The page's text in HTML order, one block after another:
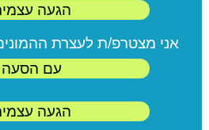
הגעה
אני מצטרפ/ת לעצרת
עם הסעה
הגעה